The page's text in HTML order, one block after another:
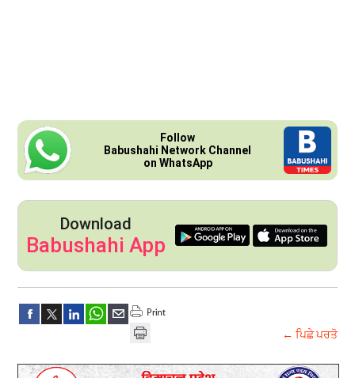
Follow
Babushahi Network Channel
on WhatsApp
Download
Babushahi App
← ਪਿਛੇ ਪਰਤੋ